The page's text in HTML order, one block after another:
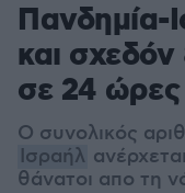
Πανδημία-
και
σε 24 ώρες
Ο συνολικός
Ισραήλ
θάνατοι απο τη